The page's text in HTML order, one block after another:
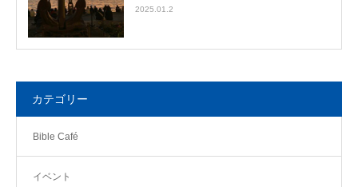
2025.01.2
カテゴリー
Bible Café
イベント